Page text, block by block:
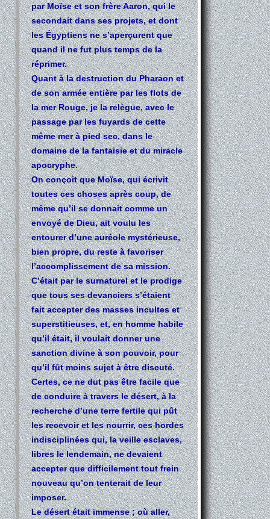
par Moïse et son frère Aaron, qui le
secondait dans ses projets, et dont
les Égyptiens ne s’aperçurent que
quand il ne fut plus temps de la
réprimer.
Quant à la destruction du Pharaon et
de son armée entière par les flots de
la mer Rouge, je la relègue, avec le
passage par les fuyards de cette
même mer à pied sec, dans le
domaine de la fantaisie et du miracle
apocryphe.
On conçoit que Moïse, qui écrivit
toutes ces choses après coup, de
même qu’il se donnait comme un
envoyé de Dieu, ait voulu les
entourer d’une auréole mystérieuse,
bien propre, du reste à favoriser
l’accomplissement de sa mission.
C’était par le surnaturel et le prodige
que tous ses devanciers s’étaient
fait accepter des masses incultes et
superstitieuses, et, en homme habile
qu’il était, il voulait donner une
sanction divine à son pouvoir, pour
qu’il fût moins sujet à être discuté.
Certes, ce ne dut pas être facile que
de conduire à travers le désert, à la
recherche d’une terre fertile qui pût
les recevoir et les nourrir, ces hordes
indisciplinées qui, la veille esclaves,
libres le lendemain, ne devaient
accepter que difficilement tout frein
nouveau qu’on tenterait de leur
imposer.
Le désert était immense ; où aller,